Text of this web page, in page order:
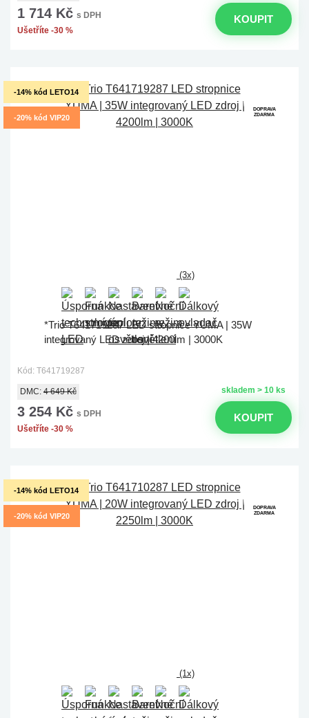
1 714 Kč s DPH
Ušetříte -30 %
KOUPIT
-14% kód LETO14
-20% kód VIP20
DOPRAVA
ZDARMA
(3x)
*Trio T641719287 LED stropnice YUMA | 35W
integrovaný LED zdroj | 4200lm | 3000K
Kód: T641719287
skladem > 10 ks
DMC: 4 649 Kč
3 254 Kč s DPH
Ušetříte -30 %
KOUPIT
-14% kód LETO14
-20% kód VIP20
DOPRAVA
ZDARMA
(1x)